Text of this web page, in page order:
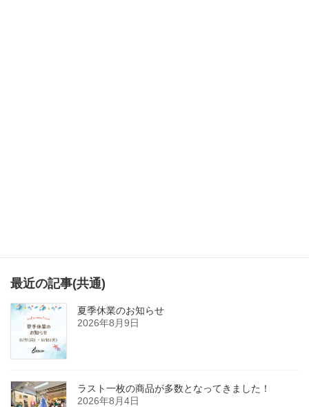
最近の記事(共通)
夏季休業のお知らせ
2026年8月9日
ラスト一枚の商品が多数となってきました！
2026年8月4日